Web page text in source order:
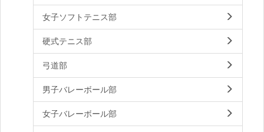
女子ソフトテニス部
硬式テニス部
弓道部
男子バレーボール部
女子バレーボール部